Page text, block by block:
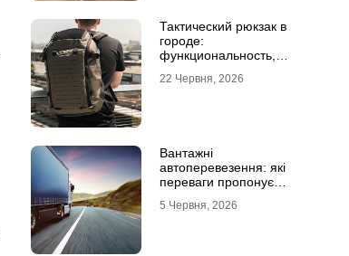
Тактический рюкзак в
городе:
функциональность,
глаза
22 Червня, 2026
Вантажні
автоперевезення: які
переваги пропонує
професіоналами
5 Червня, 2026